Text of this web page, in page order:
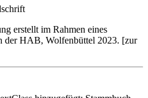
erstellt im Rahmen eines
der HAB, Wolfenbüttel 2023. [zur